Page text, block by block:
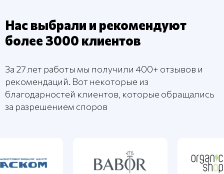
Нас выбрали и рекомендуют
более 3000 клиентов
За 27 лет работы мы получили 400+ отзывов и
рекомендаций. Вот некоторые из
благодарностей клиентов, которые обращались
за разрешением споров